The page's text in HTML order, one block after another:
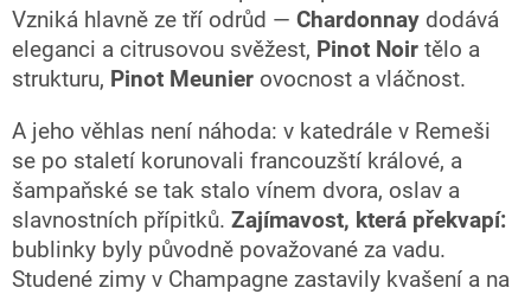
y
v
ý
p
s
u
Vzniká hlavně ze tří odrůd — Chardonnay dodává
eleganci a citrusovou svěžest, Pinot Noir tělo a
strukturu, Pinot Meunier ovocnost a vláčnost.
A jeho věhlas není náhoda: v katedrále v Remeši
se po staletí korunovali francouzští králové, a
šampaňské se tak stalo vínem dvora, oslav a
slavnostních přípitků. Zajímavost, která překvapí:
bublinky byly původně považované za vadu.
Studené zimy v Champagne zastavily kvašení a na